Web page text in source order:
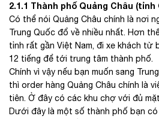
2.1.1 Thành phố Quảng Châu (tỉnh
Có thể nói Quảng Châu chính là nơi
Trung Quốc đổ về nhiều nhất. Hơn
tỉnh rất gần Việt Nam, đi xe khách từ
12 tiếng để tới trung tâm thành phố.
Chính vì vậy nếu bạn muốn sang
thì order hàng Quảng Châu chính là
tiên. Ở đây có các khu chợ với đủ
Dưới đây là một số thành phố bạn